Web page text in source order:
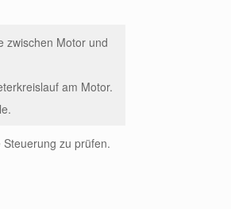
zwischen Motor und
am Motor.
zu prüfen.